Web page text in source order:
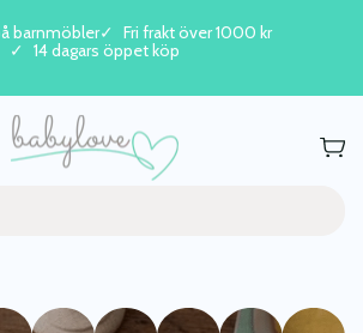
barnmöbler
Fri frakt över 1000 kr
14 dagars öppet köp